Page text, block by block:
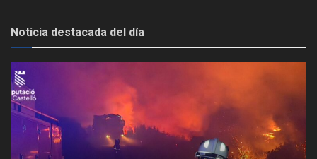
Noticia destacada del día